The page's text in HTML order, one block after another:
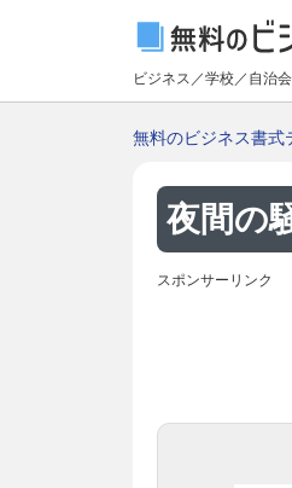
ビジネス／学校／自治
無料のビジネス書式
夜間の
スポンサーリンク